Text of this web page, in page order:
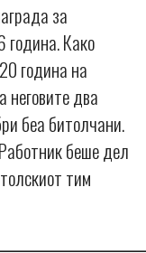
за
година. Како
година на
неговите два
беа битолчани.
беше дел
тим